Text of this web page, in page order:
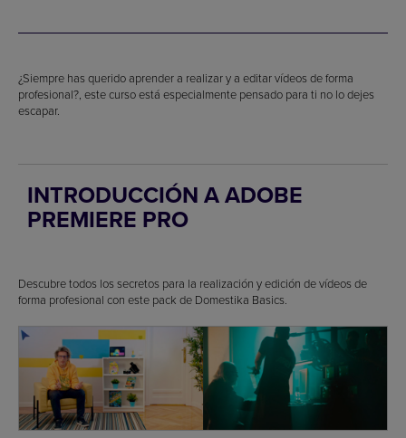
¿Siempre has querido aprender a realizar y a editar vídeos de forma
profesional?, este curso está especialmente pensado para ti no lo dejes
escapar.
INTRODUCCIÓN A ADOBE
PREMIERE PRO
Descubre todos los secretos para la realización y edición de vídeos de
forma profesional con este pack de Domestika Basics.